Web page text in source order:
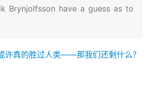
Brynjolfsson have a guess as to